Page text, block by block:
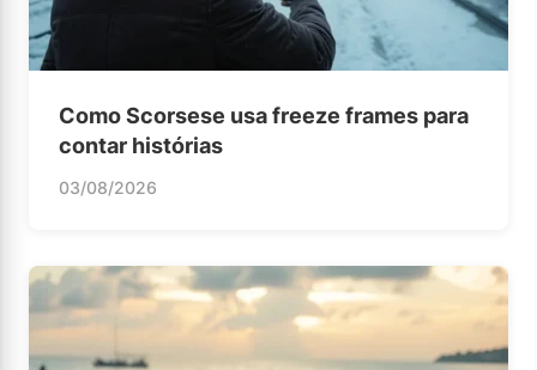
Como Scorsese usa freeze frames para
contar histórias
03/08/2026